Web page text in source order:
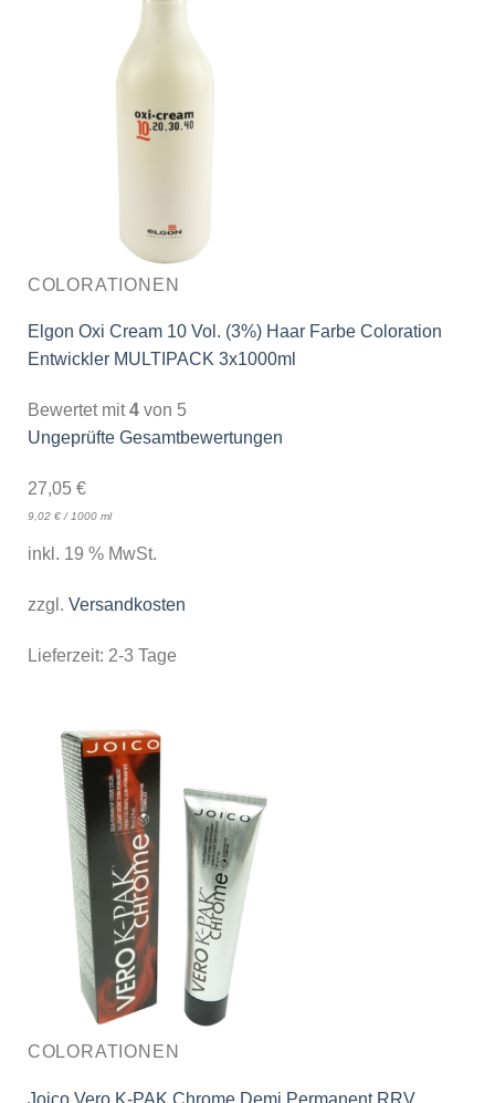
COLORATIONEN
Elgon Oxi Cream 10 Vol. (3%) Haar Farbe Coloration
Entwickler MULTIPACK 3x1000ml
Bewertet mit4von 5
Ungeprüfte Gesamtbewertungen
27,05 €
9,02 €/ 1000 ml
inkl. 19 % MwSt.
zzgl. Versandkosten
Lieferzeit: 2-3 Tage
COLORATIONEN
Joico Vero K-PAK Chrome Demi Permanent RRV